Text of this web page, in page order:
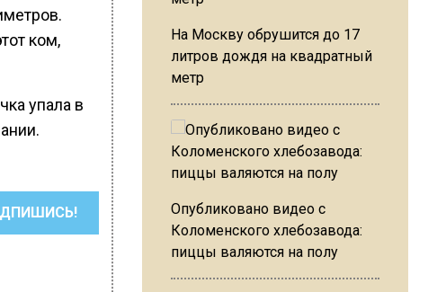
ком,
упала в
На Москву обрушится до 17
литров дождя на квадратный
метр
Опубликовано видео с
Коломенского хлебозавода:
пиццы валяются на полу